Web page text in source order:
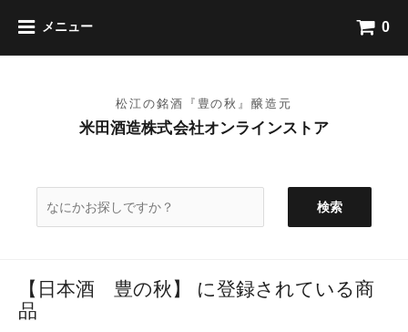
メニュー 0
検索
【日本酒 豊の秋】 に登録されている商
品